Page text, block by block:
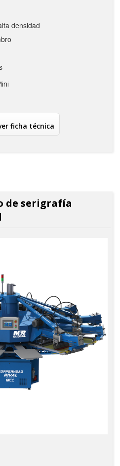
densidad
ficha técnica
de serigrafía